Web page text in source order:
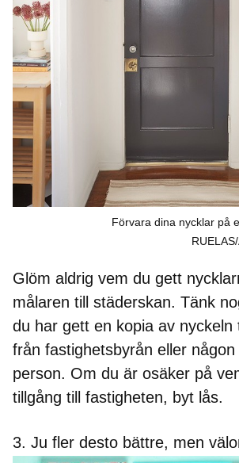
Förvara dina nycklar på
Glöm aldrig vem du gett
målaren till städerskan. Tänk
du har gett en kopia av nyckeln
från fastighetsbyrån eller någon
person. Om du är osäker på
tillgång till fastigheten, byt lås.
3. Ju fler desto bättre, men